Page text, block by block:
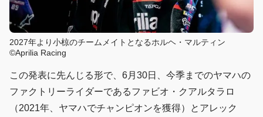
2027年より小椋のチームメイトとなるホルヘ・マルティン
©Aprilia Racing
この発表に先んじる形で、6月30日、今季までのヤマハの
ファクトリーライダーであるファビオ・クアルタラロ
（2021年、ヤマハでチャンピオンを獲得）とアレック